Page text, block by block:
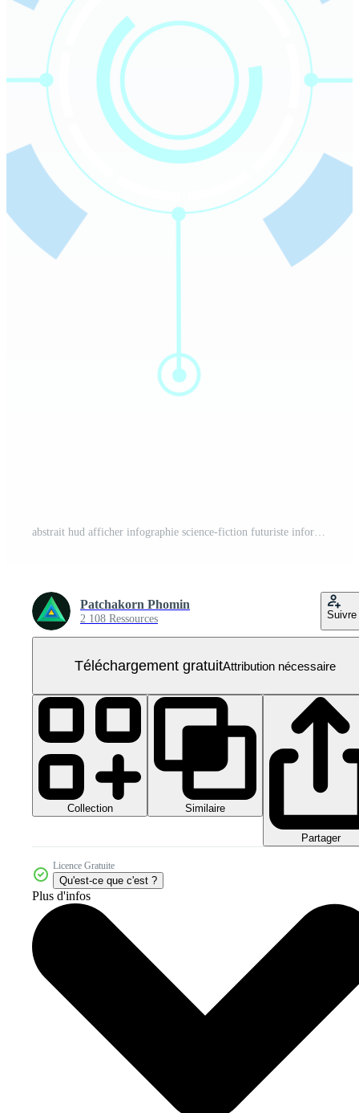
abstrait hud afficher infographie science-fiction futuriste information PNG Gratuit
Patchakorn Phomin
2 108 Ressources Suivre
Téléchargement gratuitAttribution nécessaire
Collection Similaire
Partager
Licence Gratuite
Qu'est-ce que c'est ?
Plus d'infos